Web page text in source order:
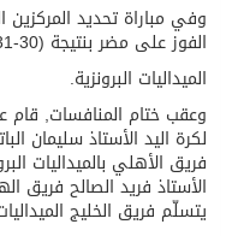
وفي مباراة تحديد المركزين
الفوز على مضر بنتيجة (30-31)، ليحصد
الميداليات البرونزية.
وعقب ختام المنافسات, قام
لكرة اليد الأستاذ سليمان
فريق الأهلي بالميداليات
الأستاذ فريد الصالح فريق
يتسلّم فريق الخليج